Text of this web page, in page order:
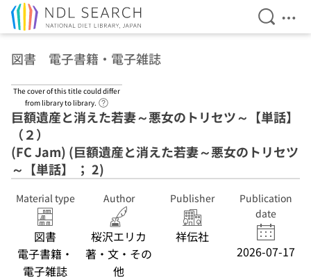
Open
図書 電子書籍・電子雑誌
The cover of this title could differ
from library to library.
巨額遺産と消えた若妻～悪女のトリセツ～【単話】
（２）
(FC Jam) (巨額遺産と消えた若妻～悪女のトリセツ
～【単話】 ； 2)
Material type
図書
電子書籍・
電子雑誌
Author
桜沢エリカ
著・文・その
他
Publisher
祥伝社
Publication
date
2026-07-17